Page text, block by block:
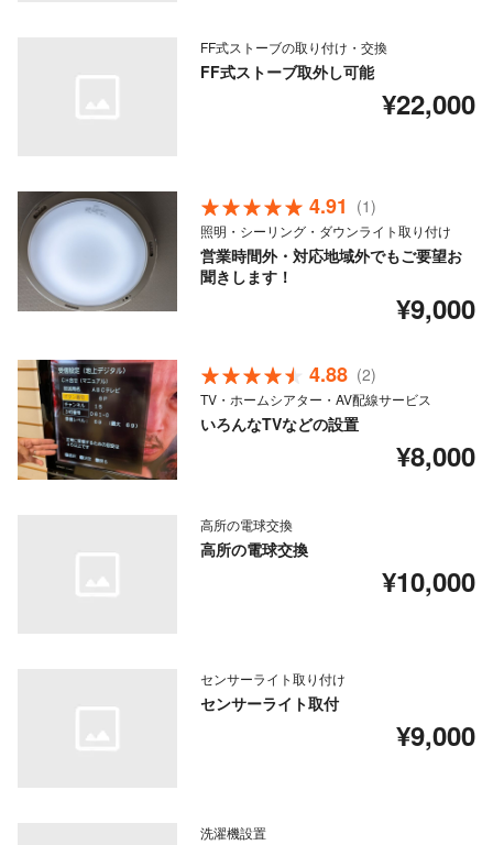
FF式ストーブの取り付け・交換
FF式ストーブ取外し可能
¥22,000
4.91 (1)
照明・シーリング・ダウンライト取り付け
営業時間外・対応地域外でもご要望お
聞きします！
¥9,000
4.88 (2)
TV・ホームシアター・AV配線サービス
いろんなTVなどの設置
¥8,000
高所の電球交換
高所の電球交換
¥10,000
センサーライト取り付け
センサーライト取付
¥9,000
洗濯機設置